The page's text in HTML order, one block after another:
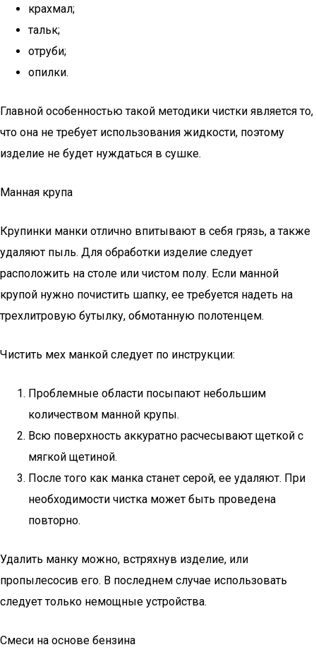
крахмал;
тальк;
отруби;
опилки.
Главной особенностью такой методики чистки является то,
что она не требует использования жидкости, поэтому
изделие не будет нуждаться в сушке.
Манная крупа
Крупинки манки отлично впитывают в себя грязь, а также
удаляют пыль. Для обработки изделие следует
расположить на столе или чистом полу. Если манной
крупой нужно почистить шапку, ее требуется надеть на
трехлитровую бутылку, обмотанную полотенцем.
Чистить мех манкой следует по инструкции:
Проблемные области посыпают небольшим
количеством манной крупы.
Всю поверхность аккуратно расчесывают щеткой с
мягкой щетиной.
После того как манка станет серой, ее удаляют. При
необходимости чистка может быть проведена
повторно.
Удалить манку можно, встряхнув изделие, или
пропылесосив его. В последнем случае использовать
следует только немощные устройства.
Смеси на основе бензина